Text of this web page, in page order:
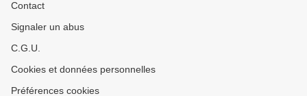
Contact
Signaler un abus
C.G.U.
Cookies et données personnelles
Préférences cookies